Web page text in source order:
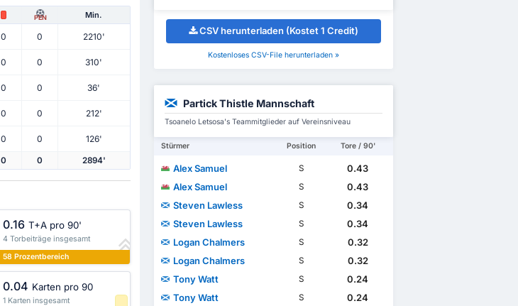
PEN Min.
0 0 2210'
0 0 310'
0 0 36'
0 0 212'
0 0 126'
0 0 2894'
0.16 T+A pro 90'
4 Torbeiträge insgesamt
58 Prozentbereich
0.04 Karten pro 90
1 Karten insgesamt
CSV herunterladen (Kostet 1 Credit)
Kostenloses CSV-File herunterladen »
Partick Thistle Mannschaft
Tsoanelo Letsosa's Teammitglieder auf Vereinsniveau
Stürmer Position Tore / 90'
Alex Samuel S
0.43
Alex Samuel
S
0.43
Steven Lawless
S
0.34
Steven Lawless
S
0.34
Logan Chalmers
S
0.32
Logan Chalmers
S
0.32
Tony Watt
S
0.24
Tony Watt
S
0.24